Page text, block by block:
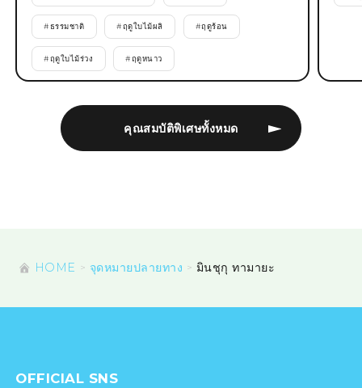
คุณสมบัติพิเศษทั้งหมด
#ธรรมชาติ #ฤดูใบไม้ผลิ #ฤดูร้อน
#ฤดูใบไม้ร่วง #ฤดูหนาว
HOME จุดหมายปลายทาง มินชุกุ ทามายะ
OFFICIAL SNS